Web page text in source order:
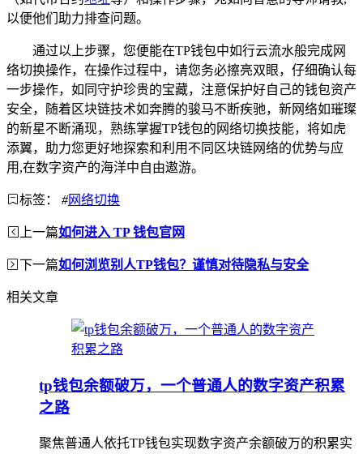
以便他们助力排查问题。
通过以上步骤，您便能在TP钱包中如行云流水般完成网
络切换操作，在操作过程中，请您务必擦亮双眼，仔细确认每
一步操作，如同守护珍贵的宝藏，注意保护好自己的钱包资产
安全，随着区块链技术如奔腾的骏马不断疾驰，新网络如璀璨
的新星不断涌现，熟练掌握TP钱包的网络切换技能，将如虎
添翼，助力您更好地探索和利用不同区块链网络的优势与应
用,在数字资产的海洋中自由遨游。
标签： #网络切换
上一篇如何进入 TP 钱包官网
下一篇如何浏览别人TP钱包？谨慎对待隐私与安全
相关文章
tp钱包余额破万，一个普通人的数字资产积累
之路
聚焦普通人依托TP钱包实现数字资产余额破万的积累实